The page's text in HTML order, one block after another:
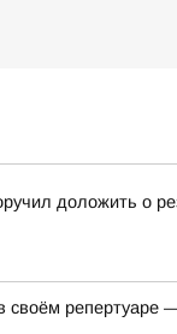
доложить о
своём репертуаре